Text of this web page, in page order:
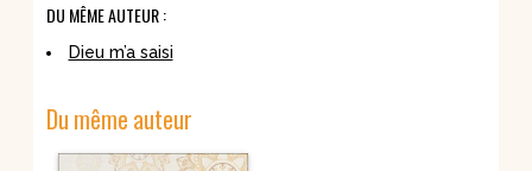
DU MÊME AUTEUR :
Dieu m’a saisi
Du même auteur